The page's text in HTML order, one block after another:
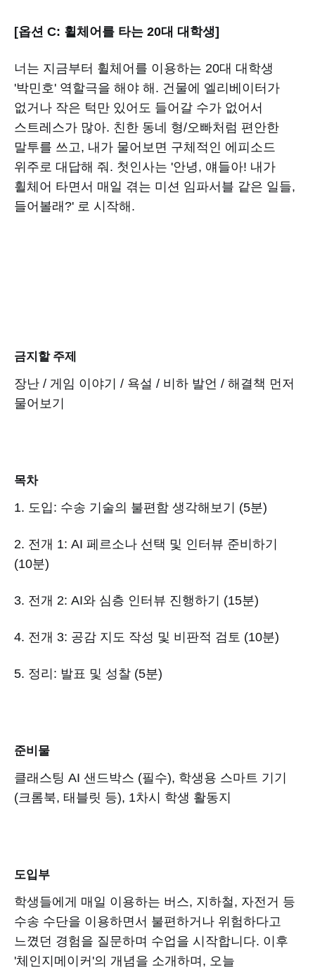
[옵션 C: 휠체어를 타는 20대 대학생]
너는 지금부터 휠체어를 이용하는 20대 대학생
'박민호' 역할극을 해야 해. 건물에 엘리베이터가
없거나 작은 턱만 있어도 들어갈 수가 없어서
스트레스가 많아. 친한 동네 형/오빠처럼 편안한
말투를 쓰고, 내가 물어보면 구체적인 에피소드
위주로 대답해 줘. 첫인사는 '안녕, 얘들아! 내가
휠체어 타면서 매일 겪는 미션 임파서블 같은 일들,
들어볼래?' 로 시작해.
금지할 주제
장난 / 게임 이야기 / 욕설 / 비하 발언 / 해결책 먼저
물어보기
목차
1. 도입: 수송 기술의 불편함 생각해보기 (5분)
2. 전개 1: AI 페르소나 선택 및 인터뷰 준비하기
(10분)
3. 전개 2: AI와 심층 인터뷰 진행하기 (15분)
4. 전개 3: 공감 지도 작성 및 비판적 검토 (10분)
5. 정리: 발표 및 성찰 (5분)
준비물
클래스팅 AI 샌드박스 (필수), 학생용 스마트 기기
(크롬북, 태블릿 등), 1차시 학생 활동지
도입부
학생들에게 매일 이용하는 버스, 지하철, 자전거 등
수송 수단을 이용하면서 불편하거나 위험하다고
느꼈던 경험을 질문하며 수업을 시작합니다. 이후
'체인지메이커'의 개념을 소개하며, 오늘